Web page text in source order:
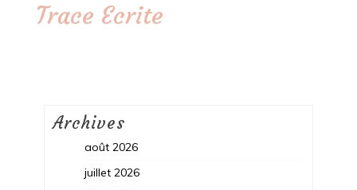
Trace Ecrite
Archives
août 2026
juillet 2026